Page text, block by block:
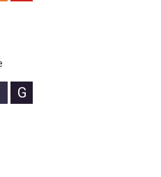
G